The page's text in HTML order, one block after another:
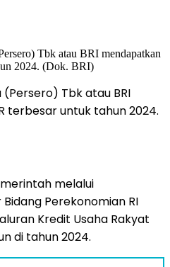
(Persero) Tbk atau BRI
terbesar untuk tahun 2024.
melalui
Perekonomian RI
Kredit Usaha Rakyat
di tahun 2024.